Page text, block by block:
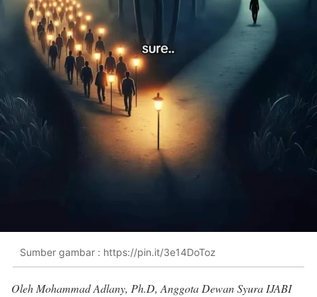
Sumber gambar : https://pin.it/3e14DoToz
Oleh Mohammad Adlany, Ph.D, Anggota Dewan Syura IJABI